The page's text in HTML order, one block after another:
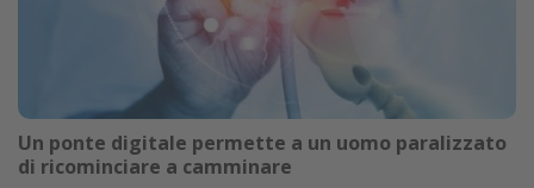
Un ponte digitale permette a un uomo paralizzato
di ricominciare a camminare